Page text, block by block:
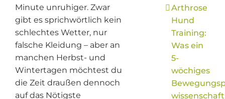
Minute unruhiger. Zwar
gibt es sprichwörtlich kein
schlechtes Wetter, nur
falsche Kleidung – aber an
manchen Herbst- und
Wintertagen möchtest du
die Zeit draußen dennoch
auf das Nötigste
Arthrose
Hund
Training:
Was ein
5-
wöchiges